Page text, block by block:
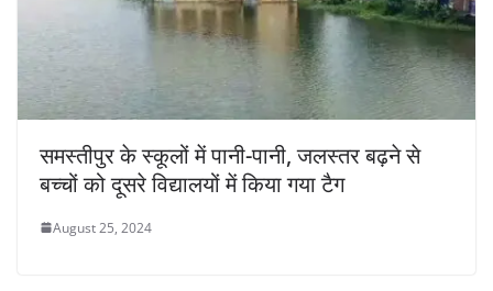
समस्तीपुर के स्कूलों में पानी-पानी, जलस्तर बढ़ने से
बच्चों को दूसरे विद्यालयों में किया गया टैग
August 25, 2024